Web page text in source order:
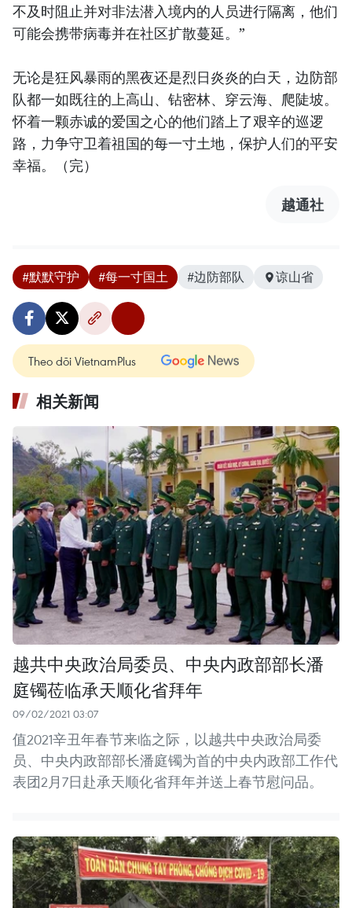
不及时阻止并对非法潜入境内的人员进行隔离，他们
可能会携带病毒并在社区扩散蔓延。”
无论是狂风暴雨的黑夜还是烈日炎炎的白天，边防部
队都一如既往的上高山、钻密林、穿云海、爬陡坡。
怀着一颗赤诚的爱国之心的他们踏上了艰辛的巡逻
路，力争守卫着祖国的每一寸土地，保护人们的平安
幸福。（完）
越通社
#默默守护 #每一寸国土 #边防部队 谅山省
Theo dõi VietnamPlus
相关新闻
越共中央政治局委员、中央内政部部长潘
庭镯莅临承天顺化省拜年
09/02/2021 03:07
值2021辛丑年春节来临之际，以越共中央政治局委
员、中央内政部部长潘庭镯为首的中央内政部工作代
表团2月7日赴承天顺化省拜年并送上春节慰问品。